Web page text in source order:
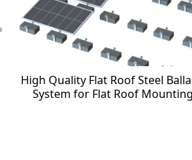
High Quality Flat Roof Steel
System for Flat Roof